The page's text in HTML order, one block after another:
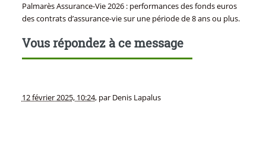
Palmarès Assurance-Vie 2026 : performances des fonds euros
des contrats d’assurance-vie sur une période de 8 ans ou plus.
Vous répondez à ce message
12 février 2025, 10:24, par Denis Lapalus